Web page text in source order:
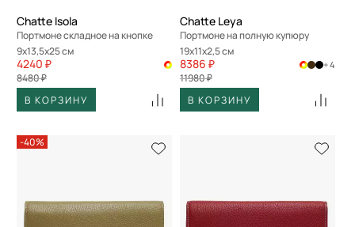
Chatte Isola
Портмоне складное на кнопке
9x13,5x25 см
4240 ₽
8480 ₽
В КОРЗИНУ
Chatte Leya
Портмоне на полную купюру
19x11x2,5 см
8386 ₽
11980 ₽
+ 4
В КОРЗИНУ
-40%